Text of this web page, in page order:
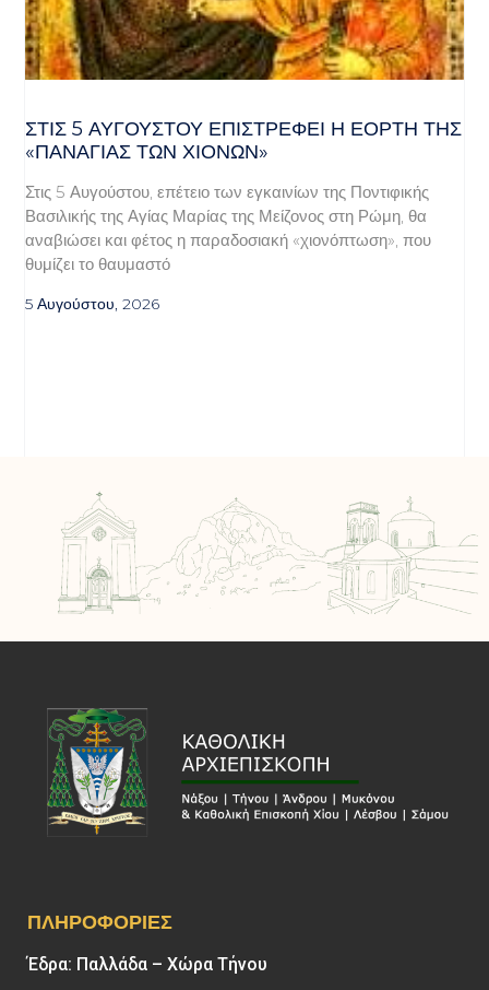
ΣΤΙΣ 5 ΑΥΓΟΎΣΤΟΥ ΕΠΙΣΤΡΈΦΕΙ Η ΕΟΡΤΉ ΤΗΣ
«ΠΑΝΑΓΊΑΣ ΤΩΝ ΧΙΌΝΩΝ»
Στις 5 Αυγούστου, επέτειο των εγκαινίων της Ποντιφικής
Βασιλικής της Αγίας Μαρίας της Μείζονος στη Ρώμη, θα
αναβιώσει και φέτος η παραδοσιακή «χιονόπτωση», που
θυμίζει το θαυμαστό
5 Αυγούστου, 2026
ΠΛΗΡΟΦΟΡΊΕΣ
Έδρα: Παλλάδα – Χώρα Τήνου